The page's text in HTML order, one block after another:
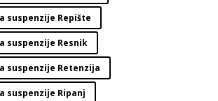
suspenzije Repište
suspenzije Resnik
suspenzije Retenzija
suspenzije Ripanj